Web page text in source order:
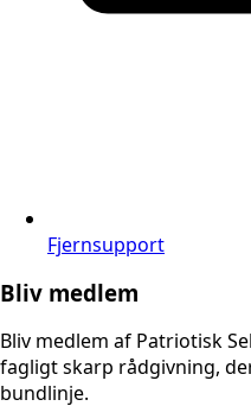
Fjernsupport
Bliv medlem
Bliv medlem af Patriotisk
fagligt skarp rådgivning,
bundlinje.